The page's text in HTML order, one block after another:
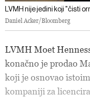
LVMH nije jedini koji "čisti
Daniel Acker/Bloomberg
LVMH Moet
konačno je prodao
koji je osnovao
kompaniji za